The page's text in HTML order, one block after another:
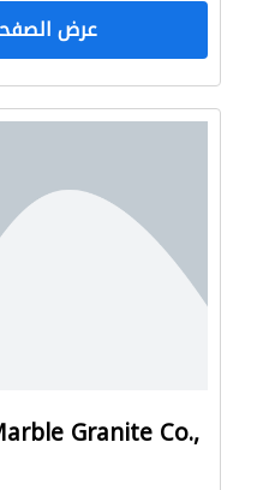
عرض
Granite Co.,